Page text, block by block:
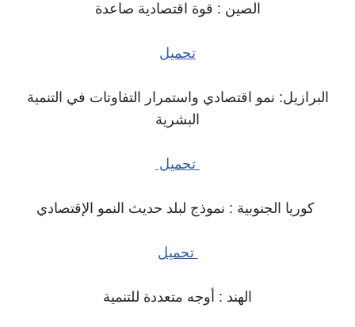
الصين : قوة اقتصادية صاعدة
تحميل
البرازيل: نمو اقتصادي واستمرار التفاوتات في التنمية
البشرية
تحميل
كوريا الجنوبية : نموذج لبلد حديث النمو الإقتصادي
تحميل
الهند : أوجه متعددة للتنمية